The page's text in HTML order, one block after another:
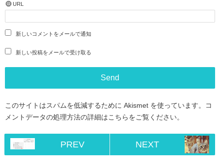
URL
新しいコメントをメールで通知
新しい投稿をメールで受け取る
このサイトはスパムを低減するために Akismet を使っています。
コ
メントデータの処理方法の詳細はこちらをご覧ください。
PREV NEXT